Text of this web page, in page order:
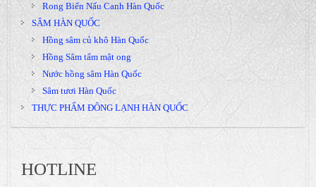
Rong Biển Nấu Canh Hàn Quốc
SÂM HÀN QUỐC
Hồng sâm củ khô Hàn Quốc
Hồng Sâm tẩm mật ong
Nước hồng sâm Hàn Quốc
Sâm tươi Hàn Quốc
THỰC PHẨM ĐÔNG LẠNH HÀN QUỐC
HOTLINE